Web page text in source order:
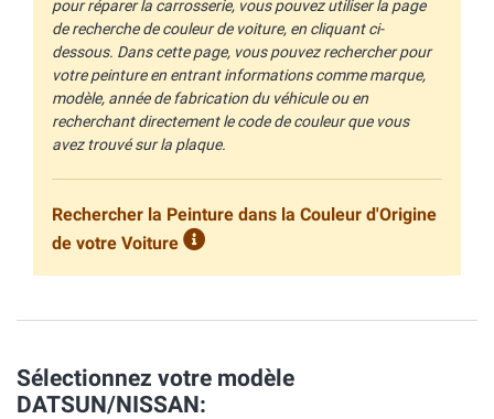
pour réparer la carrosserie, vous pouvez utiliser la page
de recherche de couleur de voiture, en cliquant ci-
dessous. Dans cette page, vous pouvez rechercher pour
votre peinture en entrant informations comme marque,
modèle, année de fabrication du véhicule ou en
recherchant directement le code de couleur que vous
avez trouvé sur la plaque.
Rechercher la Peinture dans la Couleur d'Origine
de votre Voiture
Sélectionnez votre modèle
DATSUN/NISSAN: